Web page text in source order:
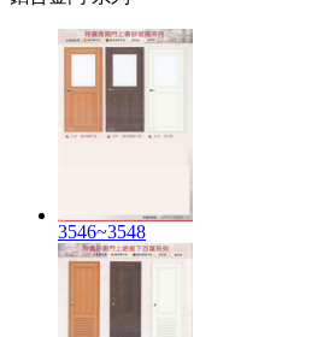
3546~3548